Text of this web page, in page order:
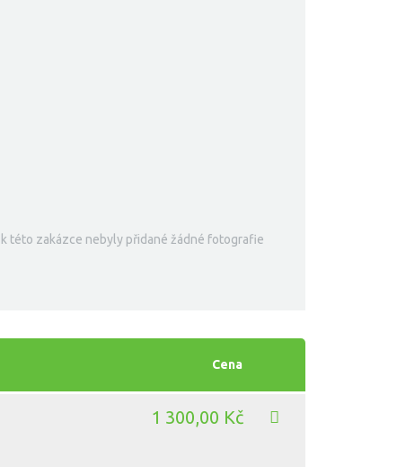
k této zakázce nebyly přidané žádné fotografie
Cena
1 300,00 Kč